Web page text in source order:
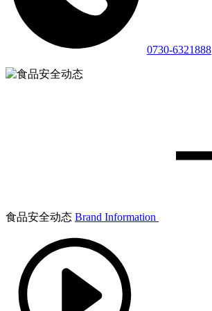
0730-6321888
食品安全动态 Brand Information